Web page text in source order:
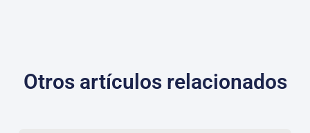
Otros artículos relacionados